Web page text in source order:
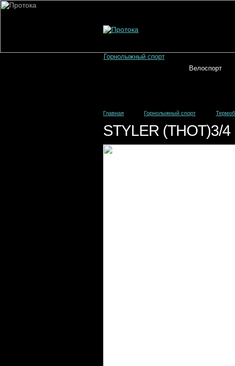
Горнолыжный спорт
Велоспорт
Главная Горнолыжный спорт
STYLER (THOT)3/4